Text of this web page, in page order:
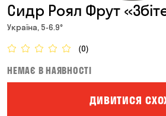
Сидр Роял Фрут
Україна, 5-6.9°
(0)
НЕМАЄ В НАЯВНОСТІ
ДИВИТИСЯ